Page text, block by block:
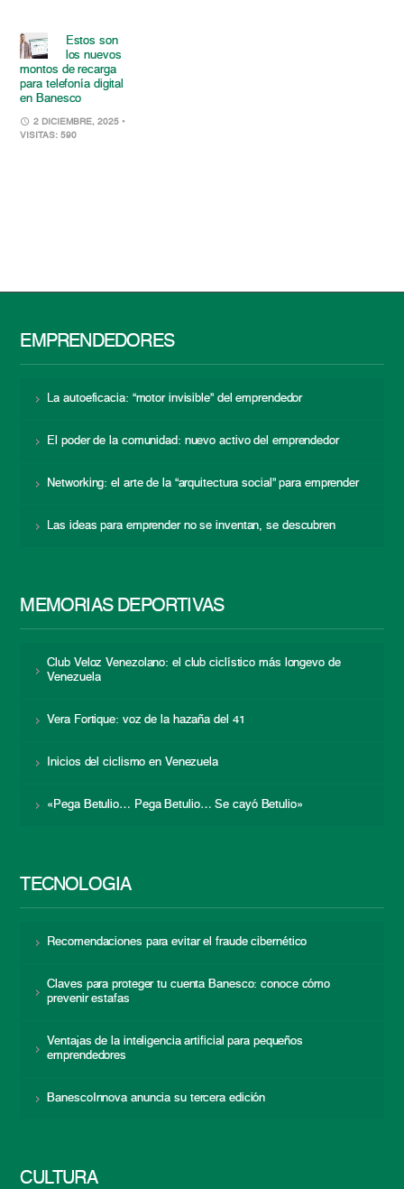
Estos son
los nuevos
montos de recarga
para telefonía digital
en Banesco
2 DICIEMBRE, 2025 •
VISITAS: 590
EMPRENDEDORES
La autoeficacia: “motor invisible” del emprendedor
El poder de la comunidad: nuevo activo del emprendedor
Networking: el arte de la “arquitectura social” para emprender
Las ideas para emprender no se inventan, se descubren
MEMORIAS DEPORTIVAS
Club Veloz Venezolano: el club ciclístico más longevo de
Venezuela
Vera Fortique: voz de la hazaña del 41
Inicios del ciclismo en Venezuela
«Pega Betulio… Pega Betulio… Se cayó Betulio»
TECNOLOGÍA
Recomendaciones para evitar el fraude cibernético
Claves para proteger tu cuenta Banesco: conoce cómo
prevenir estafas
Ventajas de la inteligencia artificial para pequeños
emprendedores
BanescoInnova anuncia su tercera edición
CULTURA